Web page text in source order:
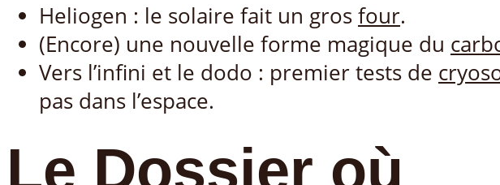
Heliogen : le solaire fait un gros four.
(Encore) une nouvelle forme magique du
Vers l’infini et le dodo : premier tests de
pas dans l’espace.
Le Dossier où